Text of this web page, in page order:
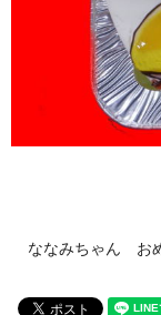
ななみちゃん お